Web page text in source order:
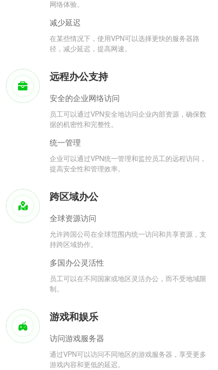
网络体验。
减少延迟
在某些情况下，使用VPN可以选择更快的服务器路
径，减少延迟，提高网速。
远程办公支持
安全的企业网络访问
员工可以通过VPN安全地访问企业内部资源，确保数
据的机密性和完整性。
统一管理
企业可以通过VPN统一管理和监控员工的远程访问，
提高安全性和管理效率。
跨区域办公
全球资源访问
允许跨国公司在全球范围内统一访问和共享资源，支
持跨区域协作。
多国办公灵活性
员工可以在不同国家或地区灵活办公，而不受地域限
制。
游戏和娱乐
访问游戏服务器
通过VPN可以访问不同地区的游戏服务器，享受更多
游戏内容和更低的延迟。